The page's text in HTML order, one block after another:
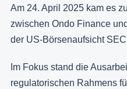
Am 24. April 2025 kam es
zwischen Ondo Finance
der US-Börsenaufsicht
Im Fokus stand die
regulatorischen Rahmens